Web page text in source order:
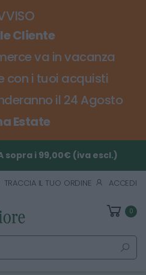
Cliente
va in vacanza
con i tuoi acquisti
il 24 Agosto
Estate
sopra i 99,00€ (iva escl.)
TRACCIA IL TUO ORDINE ACCEDI
menu 0